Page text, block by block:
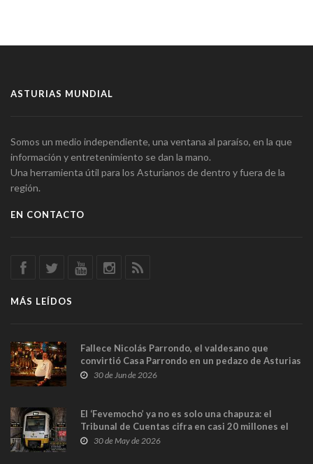
ASTURIAS MUNDIAL
Somos un medio independiente, una ventana al paraíso, en la que
información y entretenimiento se dan la mano.
Una herramienta útil para los Asturianos de dentro y fuera de la
región.
EN CONTACTO
MÁS LEÍDOS
Fallece Nicolás Parrondo, el valdesano que
convirtió Casa Parrondo en un pedazo de Asturias
en Madrid
30 de Jun de 2026
El ‘Fevemocho’ ya no es solo una chapuza: el
Tribunal de Cuentas cifra en casi 20 millones el
sobrecoste de los trenes que no cabían por los
30 de May de 2026